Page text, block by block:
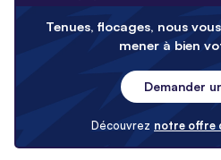
Tenues, flocages, nous
mener à bien
Demander
Découvrez notre offre